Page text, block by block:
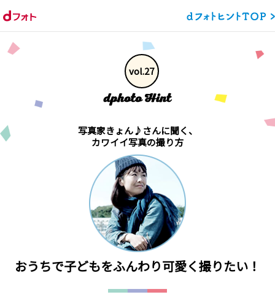
vol.27
写真家きょん♪さんに聞く、
カワイイ写真の撮り方
おうちで子どもをふんわり可愛く撮りたい！